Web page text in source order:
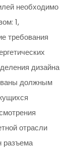
необходимо
1,
требования
дизайна
должным
отрасли
разъема